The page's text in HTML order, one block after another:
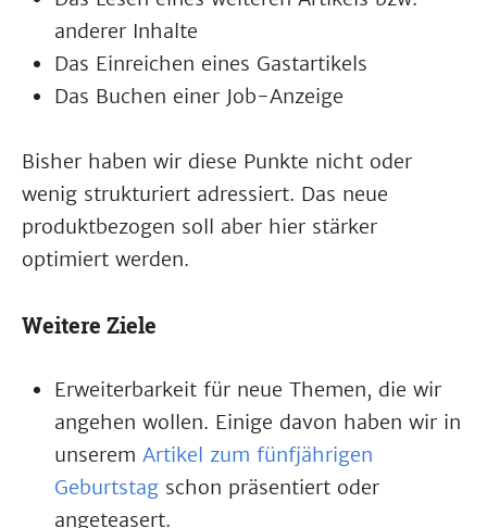
anderer Inhalte
Das Einreichen eines Gastartikels
Das Buchen einer Job-Anzeige
Bisher haben wir diese Punkte nicht oder
wenig strukturiert adressiert. Das neue
produktbezogen soll aber hier stärker
optimiert werden.
Weitere Ziele
Erweiterbarkeit für neue Themen, die wir
angehen wollen. Einige davon haben wir in
unserem Artikel zum fünfjährigen
Geburtstag schon präsentiert oder
angeteasert.